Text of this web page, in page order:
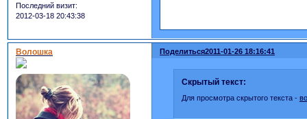
Последний визит:
2012-03-18 20:43:38
Поделиться2011-01-26 18:16:41
Волошка
Скрытый текст:
Для просмотра скрытого текста -